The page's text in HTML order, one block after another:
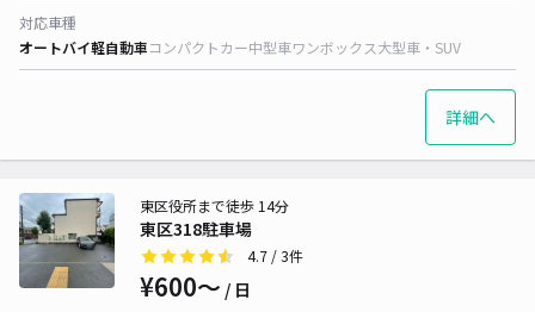
対応車種
オートバイ軽自動車コンパクトカー中型車ワンボックス大型車・SUV
詳細へ
東区318駐車場
東区役所まで徒歩 14分
4.7 / 3件
¥600〜 / 日